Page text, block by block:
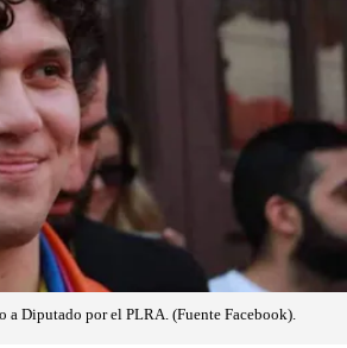
a Diputado por el PLRA. (Fuente Facebook).